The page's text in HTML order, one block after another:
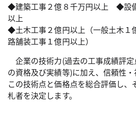
◆建築工事２億８千万円以上 ◆設
以上
◆土木工事２億円以上（一般土木１
路舗装工事１億円以上）
企業の技術力(過去の工事成績評
の資格及び実績等)に加え、信頼性・
この技術点と価格点を総合評価し、
札者を決定します。